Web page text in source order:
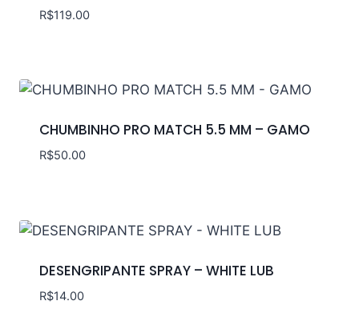
R$119.00
CHUMBINHO PRO MATCH 5.5 MM – GAMO
R$50.00
DESENGRIPANTE SPRAY – WHITE LUB
R$14.00